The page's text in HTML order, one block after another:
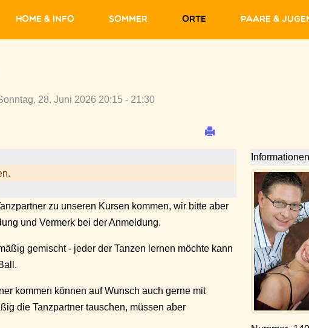
Home & Info Sommer Orte Paare &
28. Juni 2026 20:15 - 21:30
zu unseren Kursen kommen, wir bitte aber
und Vermerk bei der Anmeldung.
gemischt - jeder der Tanzen lernen möchte kann
kommen können auf Wunsch auch gerne mit
die Tanzpartner tauschen, müssen aber
Informationen